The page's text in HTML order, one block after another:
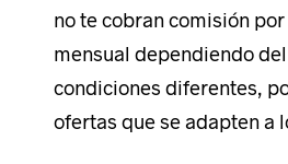
no te cobran comisión
mensual dependiendo
condiciones diferentes,
ofertas que se adapten a